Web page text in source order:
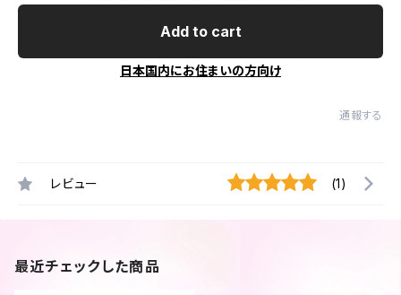
Add to cart
日本国内にお住まいの方向け
通報する
レビュー (1)
最近チェックした商品